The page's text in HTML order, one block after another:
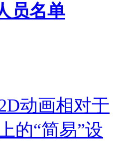
员名单
动画相对于
的“简易”设